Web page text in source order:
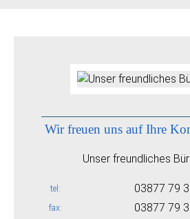
Wir freuen uns auf Ihre
Unser freundliches
tel 03877 79
fax 03877 79